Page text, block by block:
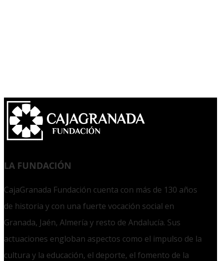
LA FUNDACIÓN
CajaGranada Fundación cuenta con más de 130 años
de historia y con una fuerte vocación social en
Granada, Jaén, Almería y resto de Andalucía. Sus
actuaciones engloban aspectos como el impulso de la
cultura y la educación, el deporte, el fomento de la